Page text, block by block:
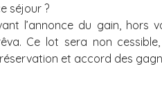
séjour ?
l’annonce du gain,
Ce lot sera non
et accord des